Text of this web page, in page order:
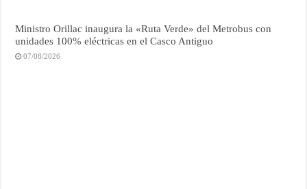
Ministro Orillac inaugura la «Ruta Verde» del Metrobus con
unidades 100% eléctricas en el Casco Antiguo
07/08/2026